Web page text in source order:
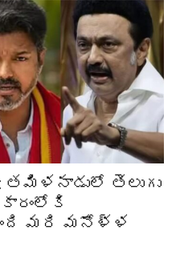
: తమిళనాడులో తెలుగు
మరి మనోళ్ళ